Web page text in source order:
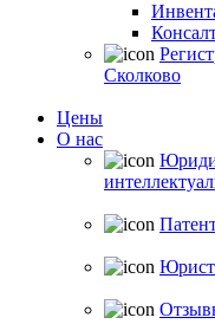
Сколково
Цены
О нас